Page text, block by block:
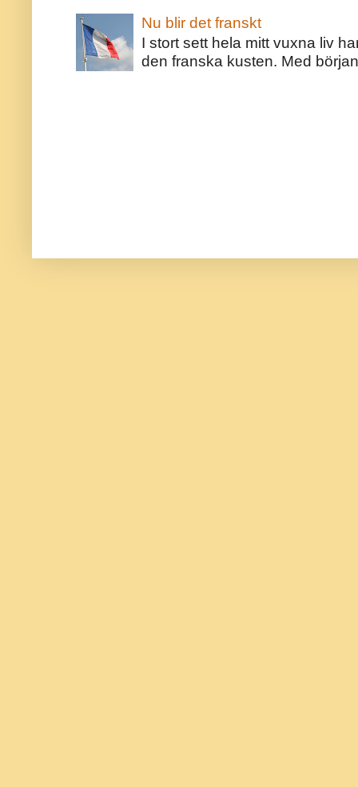
Nu blir det franskt
I stort sett hela mitt vuxna liv
den franska kusten. Med